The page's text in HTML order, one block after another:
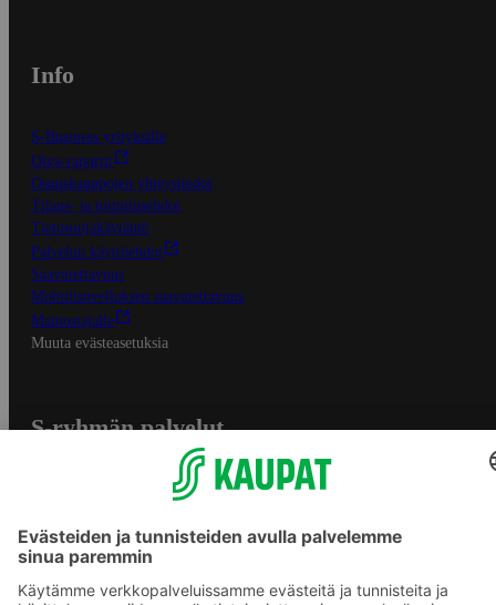
Info
S-Business yrityksille
Oiva-raportit
Osuuskauppojen yhteystiedot
Tilaus- ja toimitusehdot
Tietosuojakäytäntö
Palvelun käyttöehdot
Saavutettavuus
Mobiilisovelluksen saavutettavuus
Mainostajalle
Muuta evästeasetuksia
S-ryhmän palvelut
Yhteishyvä Ruoka -sovellus
S-ostoslista -sovellus
Prisma.fi